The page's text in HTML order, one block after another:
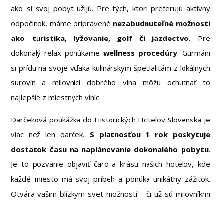
ako si svoj pobyt užijú. Pre tých, ktorí preferujú aktívny
odpočinok, máme pripravené nezabudnuteľné možnosti
ako turistika, lyžovanie, golf či jazdectvo. Pre
dokonalý relax ponúkame wellness procedúry. Gurmáni
si prídu na svoje vďaka kulinárskym špecialitám z lokálnych
surovín a milovníci dobrého vína môžu ochutnať to
najlepšie z miestnych viníc.
Darčeková poukážka do Historických Hotelov Slovenska je
viac než len darček. S platnosťou 1 rok poskytuje
dostatok času na naplánovanie dokonalého pobytu.
Je to pozvanie objaviť čaro a krásu našich hotelov, kde
každé miesto má svoj príbeh a ponúka unikátny zážitok.
Otvára vašim blízkym svet možností – či už sú milovníkmi